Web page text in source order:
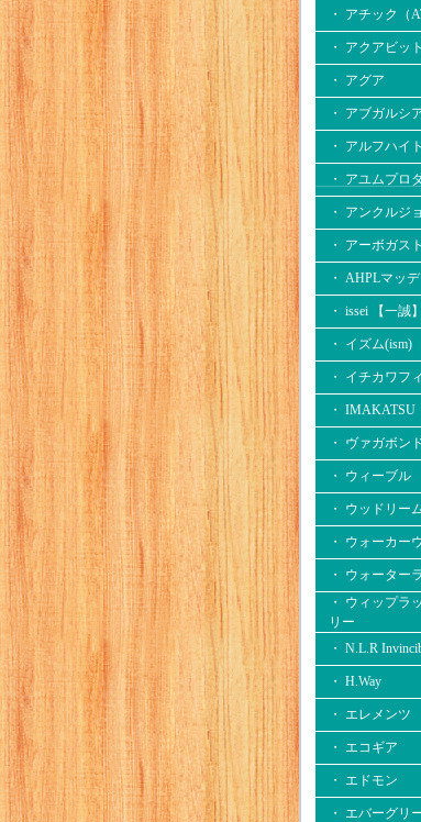
・ アチック（
・ アクアビット
・ アグア
・ アブガルシ
・ アルフハイト
・ アユムプロ
・ アンクルジ
・ アーボガスト
・ AHPLマッ
・ issei 【一誠】
・ イズム(ism)
・ イチカワフ
・ IMAKATSU
・ ヴァガボン
・ ウィーブル
・ ウッドリー
・ ウォーカー
・ ウォーター
・ ウィップラ
リー
・ N.L.R
・ H.Way
・ エレメンツ
・ エコギア
・ エドモン
・ エバーグリ